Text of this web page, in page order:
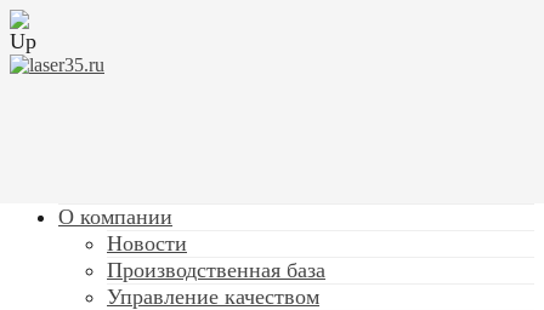
О компании
Новости
Производственная база
Управление качеством